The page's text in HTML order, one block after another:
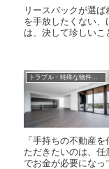
リースバックが選
を手放したくない
は、決して珍しい
トラブル・特殊な物件の売却
「手持ちの不動産
ただきたいのは、
でお金が必要になっ